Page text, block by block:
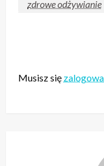
zdrowe odżywianie
Musisz się